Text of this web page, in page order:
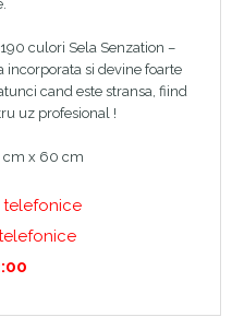
culori Sela Senzation –
si devine foarte
cand este stransa, fiind
uz profesional !
cm x 60 cm
telefonice